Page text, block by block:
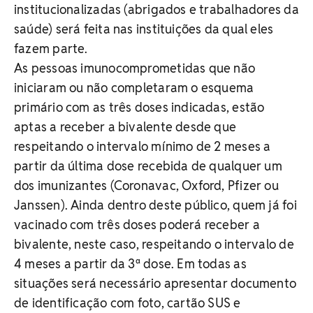
institucionalizadas (abrigados e trabalhadores da
saúde) será feita nas instituições da qual eles
fazem parte.
As pessoas imunocomprometidas que não
iniciaram ou não completaram o esquema
primário com as três doses indicadas, estão
aptas a receber a bivalente desde que
respeitando o intervalo mínimo de 2 meses a
partir da última dose recebida de qualquer um
dos imunizantes (Coronavac, Oxford, Pfizer ou
Janssen). Ainda dentro deste público, quem já foi
vacinado com três doses poderá receber a
bivalente, neste caso, respeitando o intervalo de
4 meses a partir da 3ª dose. Em todas as
situações será necessário apresentar documento
de identificação com foto, cartão SUS e